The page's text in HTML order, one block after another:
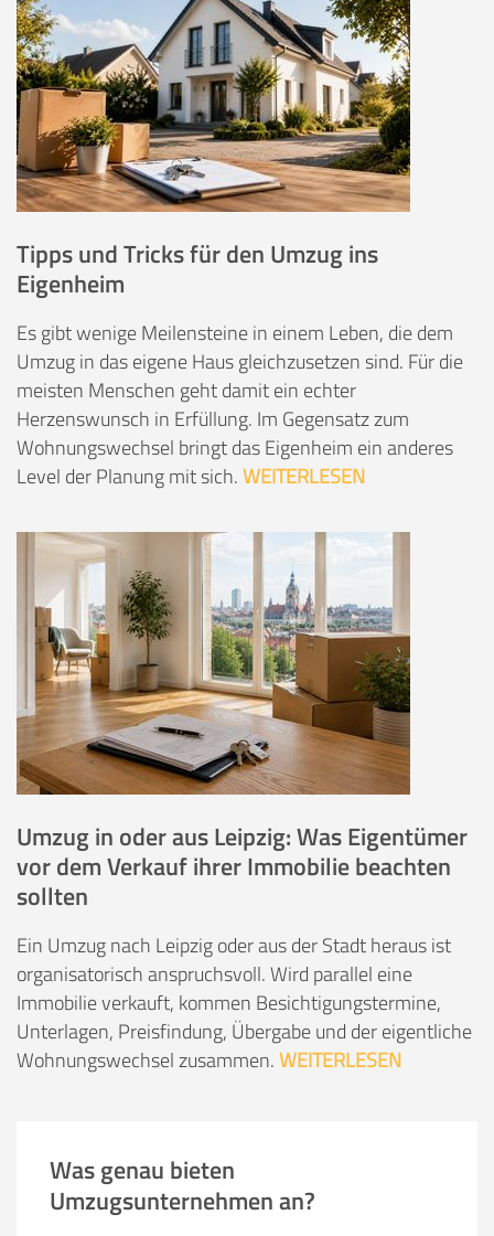
Tipps und Tricks für den Umzug ins
Eigenheim
Es gibt wenige Meilensteine in einem Leben, die dem
Umzug in das eigene Haus gleichzusetzen sind. Für die
meisten Menschen geht damit ein echter
Herzenswunsch in Erfüllung. Im Gegensatz zum
Wohnungswechsel bringt das Eigenheim ein anderes
Level der Planung mit sich.WEITERLESEN
Umzug in oder aus Leipzig: Was Eigentümer
vor dem Verkauf ihrer Immobilie beachten
sollten
Ein Umzug nach Leipzig oder aus der Stadt heraus ist
organisatorisch anspruchsvoll. Wird parallel eine
Immobilie verkauft, kommen Besichtigungstermine,
Unterlagen, Preisfindung, Übergabe und der eigentliche
Wohnungswechsel zusammen.WEITERLESEN
Was genau bieten
Umzugsunternehmen an?